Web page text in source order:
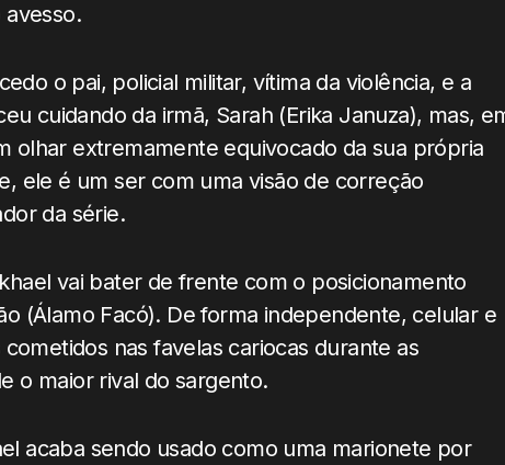
o pai, policial militar, vítima da violência, e a
cuidando da irmã, Sarah (Erika Januza), mas,
olhar extremamente equivocado da sua própria
ele é um ser com uma visão de correção
da série.
vai bater de frente com o posicionamento
(Álamo Facó). De forma independente, celular e
nas favelas cariocas durante as
o maior rival do sargento.
acaba sendo usado como uma marionete por